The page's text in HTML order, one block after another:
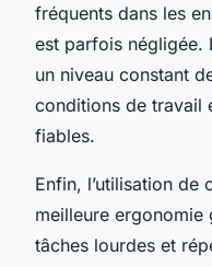
fréquents dans les
est parfois négligée.
un niveau constant
conditions de travail
fiables.
Enfin, l’utilisation de
meilleure ergonomie
tâches lourdes et